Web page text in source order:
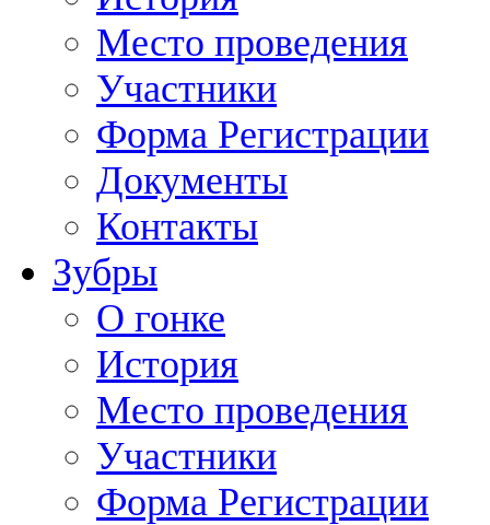
Место проведения
Участники
Форма Регистрации
Документы
Контакты
Зубры
О гонке
История
Место проведения
Участники
Форма Регистрации